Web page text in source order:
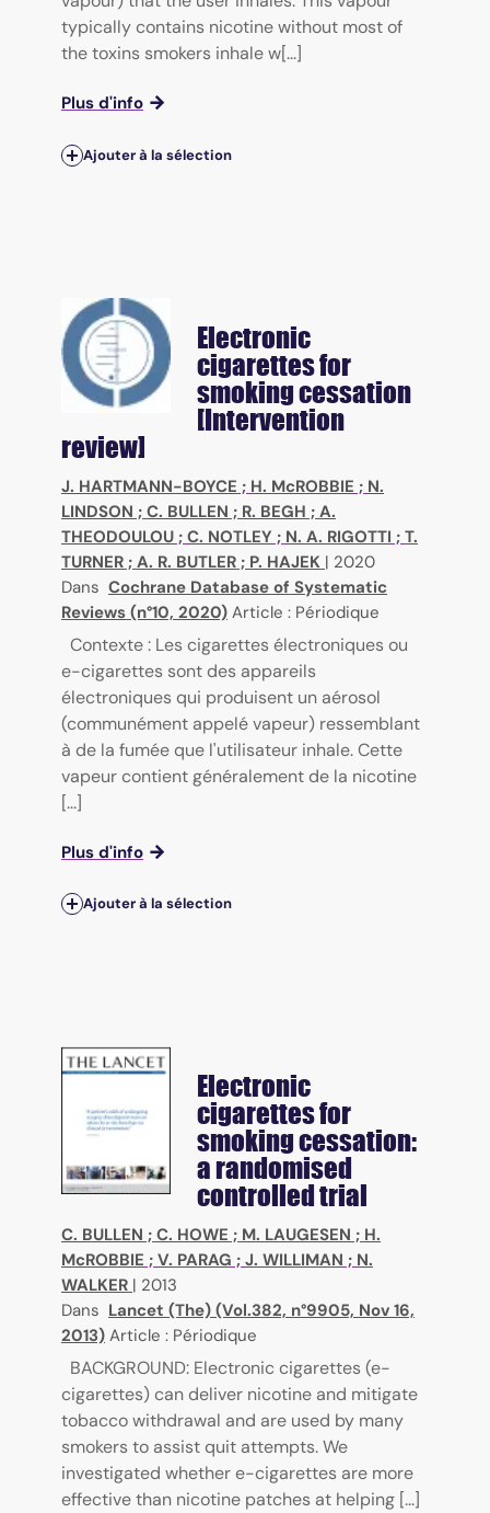
typically contains nicotine without most of
the toxins smokers inhale w[...]
Plus d'info
Ajouter à la sélection
Electronic
cigarettes for
smoking cessation
[Intervention
review]
J. HARTMANN-BOYCE ; H. McROBBIE ; N.
LINDSON ; C. BULLEN ; R. BEGH ; A.
THEODOULOU ; C. NOTLEY ; N. A. RIGOTTI ; T.
TURNER ; A. R. BUTLER ; P. HAJEK | 2020
Dans Cochrane Database of Systematic
Reviews (n°10, 2020) Article : Périodique
Contexte : Les cigarettes électroniques ou
e-cigarettes sont des appareils
électroniques qui produisent un aérosol
(communément appelé vapeur) ressemblant
à de la fumée que l'utilisateur inhale. Cette
vapeur contient généralement de la nicotine
[...]
Plus d'info
Ajouter à la sélection
Electronic
cigarettes for
smoking cessation:
a randomised
controlled trial
C. BULLEN ; C. HOWE ; M. LAUGESEN ; H.
McROBBIE ; V. PARAG ; J. WILLIMAN ; N.
WALKER | 2013
Dans Lancet (The) (Vol.382, n°9905, Nov 16,
2013) Article : Périodique
BACKGROUND: Electronic cigarettes (e-
cigarettes) can deliver nicotine and mitigate
tobacco withdrawal and are used by many
smokers to assist quit attempts. We
investigated whether e-cigarettes are more
effective than nicotine patches at helping [...]